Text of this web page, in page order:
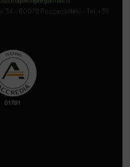
34 – 80078 Pozzuoli (NA) – Tel. +39